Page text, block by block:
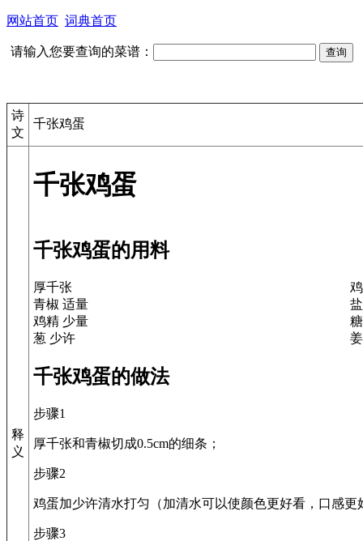
网站首页 词典首页
请输入您要查询的菜谱：
诗
文
千张鸡蛋
释
义
千张鸡蛋
千张鸡蛋的用料
厚千张
青椒 适量
鸡精 少量
葱 少许
千张鸡蛋的做法
步骤1
厚千张和青椒切成0.5cm的细条；
步骤2
鸡蛋加少许清水打匀（加清水可以使颜色更好看，口感更
步骤3